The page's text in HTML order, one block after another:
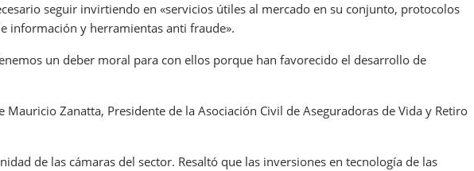
seguir invirtiendo en «servicios útiles al mercado en su conjunto, protocolos
información y herramientas anti fraude».
un deber moral para con ellos porque han favorecido el desarrollo de
Mauricio Zanatta, Presidente de la Asociación Civil de Aseguradoras de Vida y Retiro
de las cámaras del sector. Resaltó que las inversiones en tecnología de las